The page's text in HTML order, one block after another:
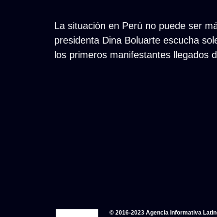
La situación en Perú no puede ser
presidenta Dina Boluarte escucha
los primeros manifestantes llegados
© 2016-2023 Agencia Informativa